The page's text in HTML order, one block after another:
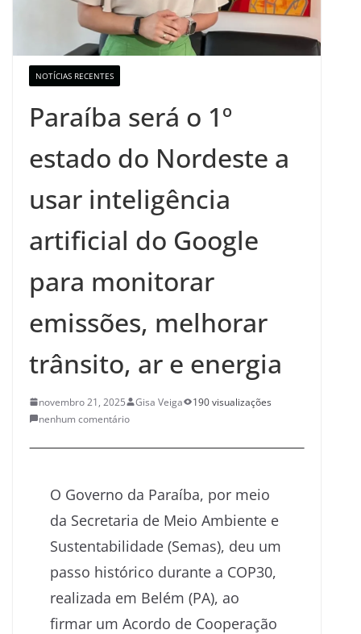
NOTÍCIAS RECENTES
Paraíba será o 1º
estado do Nordeste a
usar inteligência
artificial do Google
para monitorar
emissões, melhorar
trânsito, ar e energia
novembro 21, 2025 Gisa Veiga
190 visualizações
nenhum comentário
O Governo da Paraíba, por meio
da Secretaria de Meio Ambiente e
Sustentabilidade (Semas), deu um
passo histórico durante a COP30,
realizada em Belém (PA), ao
firmar um Acordo de Cooperação